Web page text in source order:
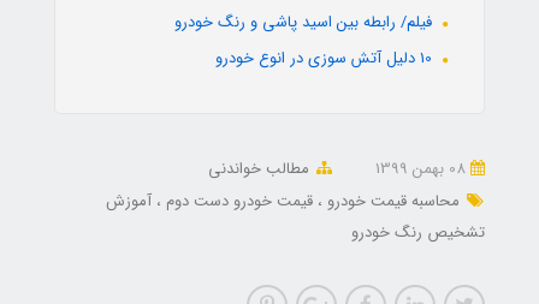
فیلم/ رابطه بین اسید پاشی و رنگ خودرو
مطالب خواندنی
محاسبه قیمت خودرو
قیمت خودرو دست دوم
آموزش
تشخیص رنگ خودرو